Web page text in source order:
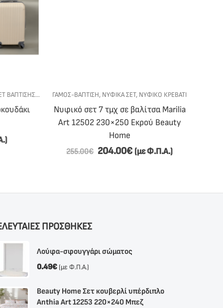
,ΣΕΤ ΒΆΠΤΙΣΗΣ ΓΙΑ ΑΓΌΡΙ, ΣΕΤ ΒΆΠΤΙΣΗΣ ΓΙΑ ΚΟΡΊΤΣΙ
ΓΆΜΟΣ-ΒΆΠΤΙΣΗ,ΝΥΦΙΚΆ ΣΕΤ,ΝΥΦΙΚΌ ΚΡΕΒΆΤΙ
Νυφικό σετ 7 τμχ σε βαλίτσα Marilia
Art 12502 230×250 Εκρού Beauty
Home
255.00€ 204.00€(με Φ.Π.Α.)
ΠΡΟΣΘΗΚΕΣ
Λούφα-σφουγγάρι σώματος
0.49€ (με Φ.Π.Α.)
Beauty Home Σετ κουβερλί υπέρδιπλο
Anthia Αrt 12253 220×240 Μπεζ